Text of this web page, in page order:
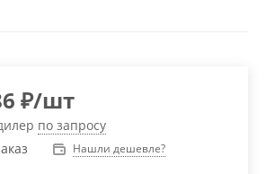
₽/шт
по запросу
Нашли дешевле?